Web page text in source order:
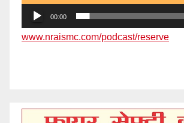
00:00
www.nraismc.com/podcast/reserve